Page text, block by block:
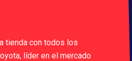
tienda con todos los
líder en el mercado